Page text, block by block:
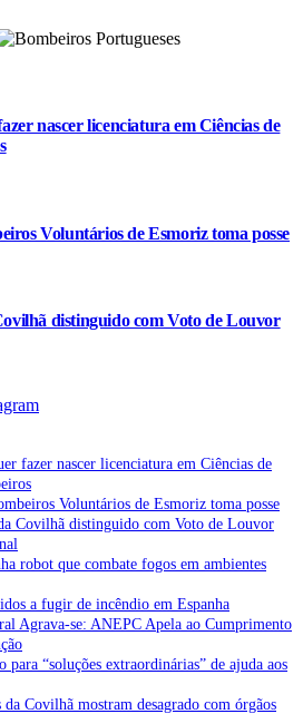
nascer licenciatura em Ciências de
Voluntários de Esmoriz toma posse
distinguido com Voto de Louvor
fazer nascer licenciatura em Ciências de
Voluntários de Esmoriz toma posse
Covilhã distinguido com Voto de Louvor
robot que combate fogos em ambientes
a fugir de incêndio em Espanha
Agrava-se: ANEPC Apela ao Cumprimento
para “soluções extraordinárias” de ajuda aos
Covilhã mostram desagrado com órgãos